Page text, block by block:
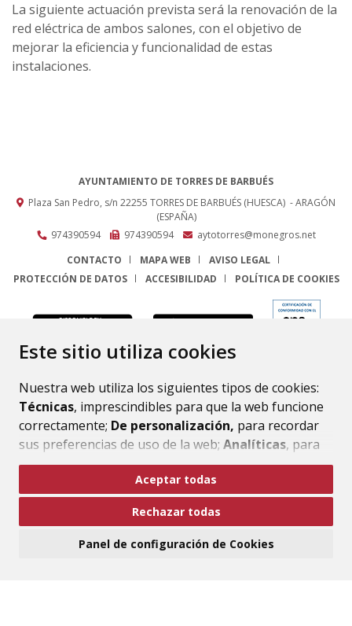
Este sitio utiliza cookies
Nuestra web utiliza los siguientes tipos de cookies:
Técnicas, imprescindibles para que la web funcione
correctamente; De personalización, para recordar
sus preferencias de uso de la web; Analíticas, para
mejorar el funcionamiento de la web y sus servicios.
Si acepta pulsando el botón“Aceptar todas”
consideramos que acepta su uso. Si pulsa el botón
ninguna acción, se guardarán las cookies técnicas
Aceptar todas
Rechazar todas
Panel de configuración de Cookies
La siguiente actuación prevista será la renovación de la
red eléctrica de ambos salones, con el objetivo de
mejorar la eficiencia y funcionalidad de estas
instalaciones.
AYUNTAMIENTO DE TORRES DE BARBUÉS
Plaza San Pedro, s/n 22255 TORRES DE BARBUÉS (HUESCA) - ARAGÓN
(ESPAÑA)
974390594
974390594
aytotorres@monegros.net
CONTACTO
MAPA WEB
AVISO LEGAL
PROTECCIÓN DE DATOS
ACCESIBILIDAD POLÍTICA DE COOKIES